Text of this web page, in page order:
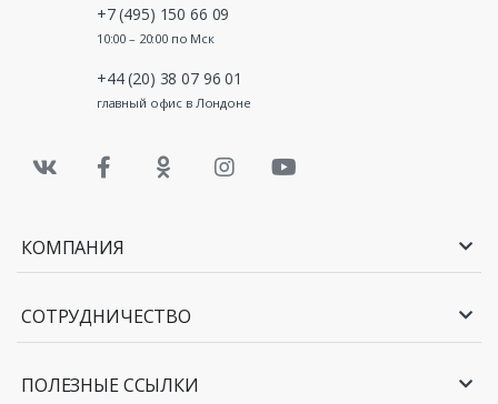
+7 (495) 150 66 09
10:00 – 20:00 по Мск
+44 (20) 38 07 96 01
главный офис в Лондоне
КОМПАНИЯ
СОТРУДНИЧЕСТВО
ПОЛЕЗНЫЕ ССЫЛКИ